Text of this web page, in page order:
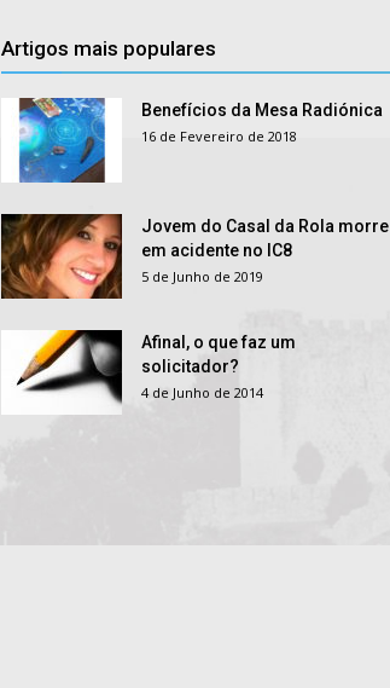
Artigos mais populares
Benefícios da Mesa Radiónica
16 de Fevereiro de 2018
Jovem do Casal da Rola morre
em acidente no IC8
5 de Junho de 2019
Afinal, o que faz um
solicitador?
4 de Junho de 2014